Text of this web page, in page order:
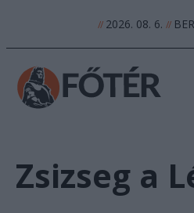
//2026. 08. 6. //
Zsizseg a